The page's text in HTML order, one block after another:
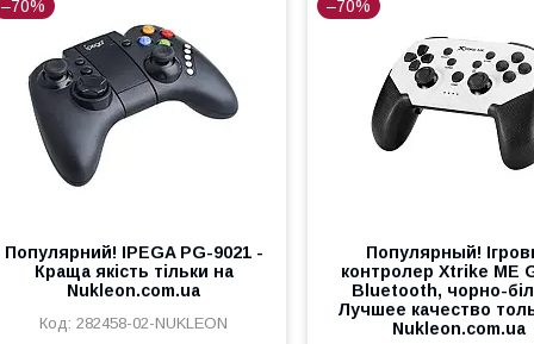
–70%
Популярний! IPEGA PG-9021 -
Краща якість тільки на
Nukleon.com.ua
282458-02-NUKLEON
–70%
Популярный!
контролер Xtrike ME
Bluetooth, чорно-
Лучшее качество
Nukleon.com.ua